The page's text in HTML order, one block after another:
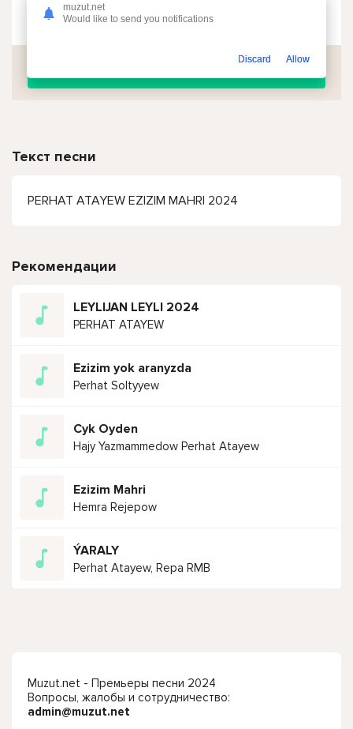
Текст песни
PERHAT ATAYEW EZIZIM MAHRI 2024
Рекомендации
LEYLIJAN LEYLI 2024
PERHAT ATAYEW
Ezizim yok aranyzda
Perhat Soltyyew
Cyk Oyden
Hajy Yazmammedow Perhat Atayew
Ezizim Mahri
Hemra Rejepow
ÝARALY
Perhat Atayew, Repa RMB
Muzut.net - Премьеры песни 2024
Вопросы, жалобы и сотрудничество:
admin@muzut.net
muzut.net
Would like to send you notifications
Discard Allow